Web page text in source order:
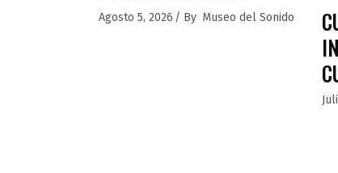
Agosto 5, 2026 By Museo del Sonido